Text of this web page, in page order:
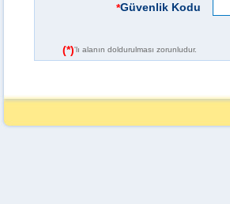
*Güvenlik Kodu
(*)'lı alanın doldurulması zorunludur.